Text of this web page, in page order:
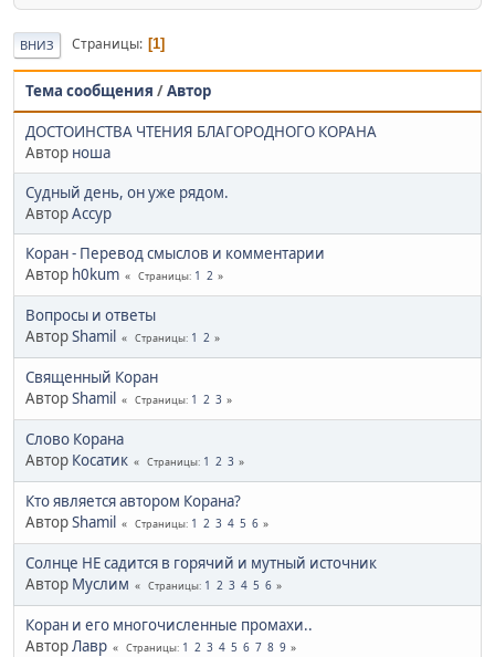
ВНИЗ Страницы 1
Тема сообщения /Автор
ДОСТОИНСТВА ЧТЕНИЯ БЛАГОРОДНОГО КОРАНА
Автор ноша
Судный день, он уже рядом.
АвторАссур
Коран - Перевод смыслов и комментарии
Автор h0kum Страницы 1 2
Вопросы и ответы
АвторShamil Страницы 1 2
Священный Коран
АвторShamil Страницы 1 2 3
Слово Корана
Автор Косатик Страницы 1 2 3
Кто является автором Корана?
АвторShamil Страницы 1 2 3 4 5 6
Солнце НЕ садится в горячий и мутный источник
Автор Муслим Страницы 1 2 3 4 5 6
Коран и его многочисленные промахи..
Автор Лавр Страницы 1 2 3 4 5 6 7 8 9